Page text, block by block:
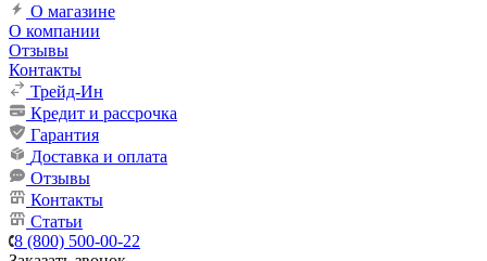
О магазине
О компании
Отзывы
Контакты
Трейд-Ин
Кредит и рассрочка
Гарантия
Доставка и оплата
Отзывы
Контакты
Статьи
8 (800) 500-00-22